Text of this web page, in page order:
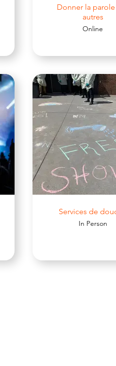
Donner la
autres
Online
Services de
In Person